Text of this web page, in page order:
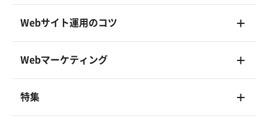
Webサイト運用のコツ
Webマーケティング
特集